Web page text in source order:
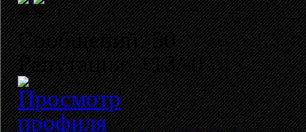
Сообщений: 50
Репутация: +13/-0